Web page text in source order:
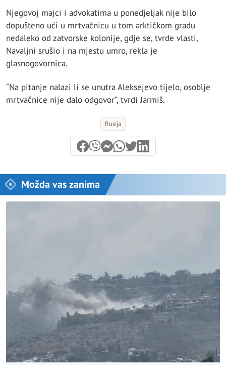
Njegovoj majci i advokatima u ponedjeljak nije bilo
dopušteno ući u mrtvačnicu u tom arktičkom gradu
nedaleko od zatvorske kolonije, gdje se, tvrde vlasti,
Navaljni srušio i na mjestu umro, rekla je
glasnogovornica.
“Na pitanje nalazi li se unutra Aleksejevo tijelo, osoblje
mrtvačnice nije dalo odgovor”, tvrdi Jarmiš.
Rusija
Možda vas zanima